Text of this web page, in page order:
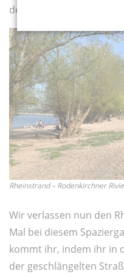
den Sand stecken und
Rheinstrand – Rodenkirchner
Wir verlassen nun den
Mal bei diesem
kommt ihr, indem ihr in
der geschlängelten